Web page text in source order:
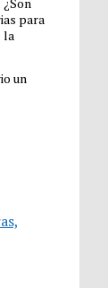
para
la
un